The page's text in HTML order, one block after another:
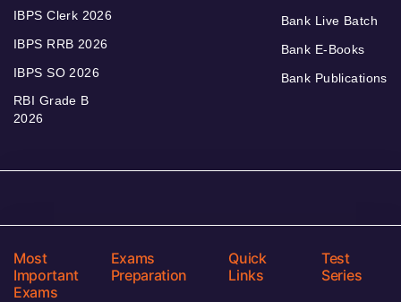
IBPS Clerk 2026
IBPS RRB 2026
IBPS SO 2026
RBI Grade B
2026
Bank Live Batch
Bank E-Books
Bank Publications
Most
Important
Exams
Exams
Preparation
Quick
Links
Test
Series